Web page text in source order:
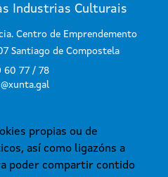
propias ou de
así como ligazóns a
poder compartir contido
Industrias Culturais
Centro de Emprendemento
Santiago de Compostela
60 77 / 78
AO BOLETÍN